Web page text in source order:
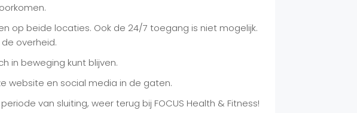
op beide locaties. Ook de 24/7 toegang is niet mogelijk.
overheid.
in beweging kunt blijven.
website en social media in de gaten.
van sluiting, weer terug bij FOCUS Health & Fitness!